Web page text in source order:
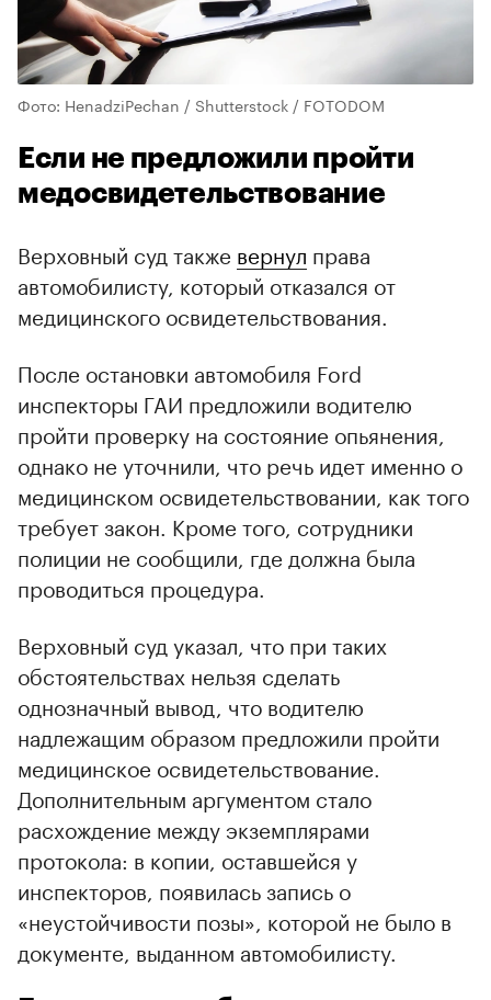
Фото: HenadziPechan / Shutterstock / FOTODOM
Если не предложили пройти
медосвидетельствование
Верховный суд также вернул права
автомобилисту, который отказался от
медицинского освидетельствования.
После остановки автомобиля Ford
инспекторы ГАИ предложили водителю
пройти проверку на состояние опьянения,
однако не уточнили, что речь идет именно о
медицинском освидетельствовании, как того
требует закон. Кроме того, сотрудники
полиции не сообщили, где должна была
проводиться процедура.
Верховный суд указал, что при таких
обстоятельствах нельзя сделать
однозначный вывод, что водителю
надлежащим образом предложили пройти
медицинское освидетельствование.
Дополнительным аргументом стало
расхождение между экземплярами
протокола: в копии, оставшейся у
инспекторов, появилась запись о
«неустойчивости позы», которой не было в
документе, выданном автомобилисту.